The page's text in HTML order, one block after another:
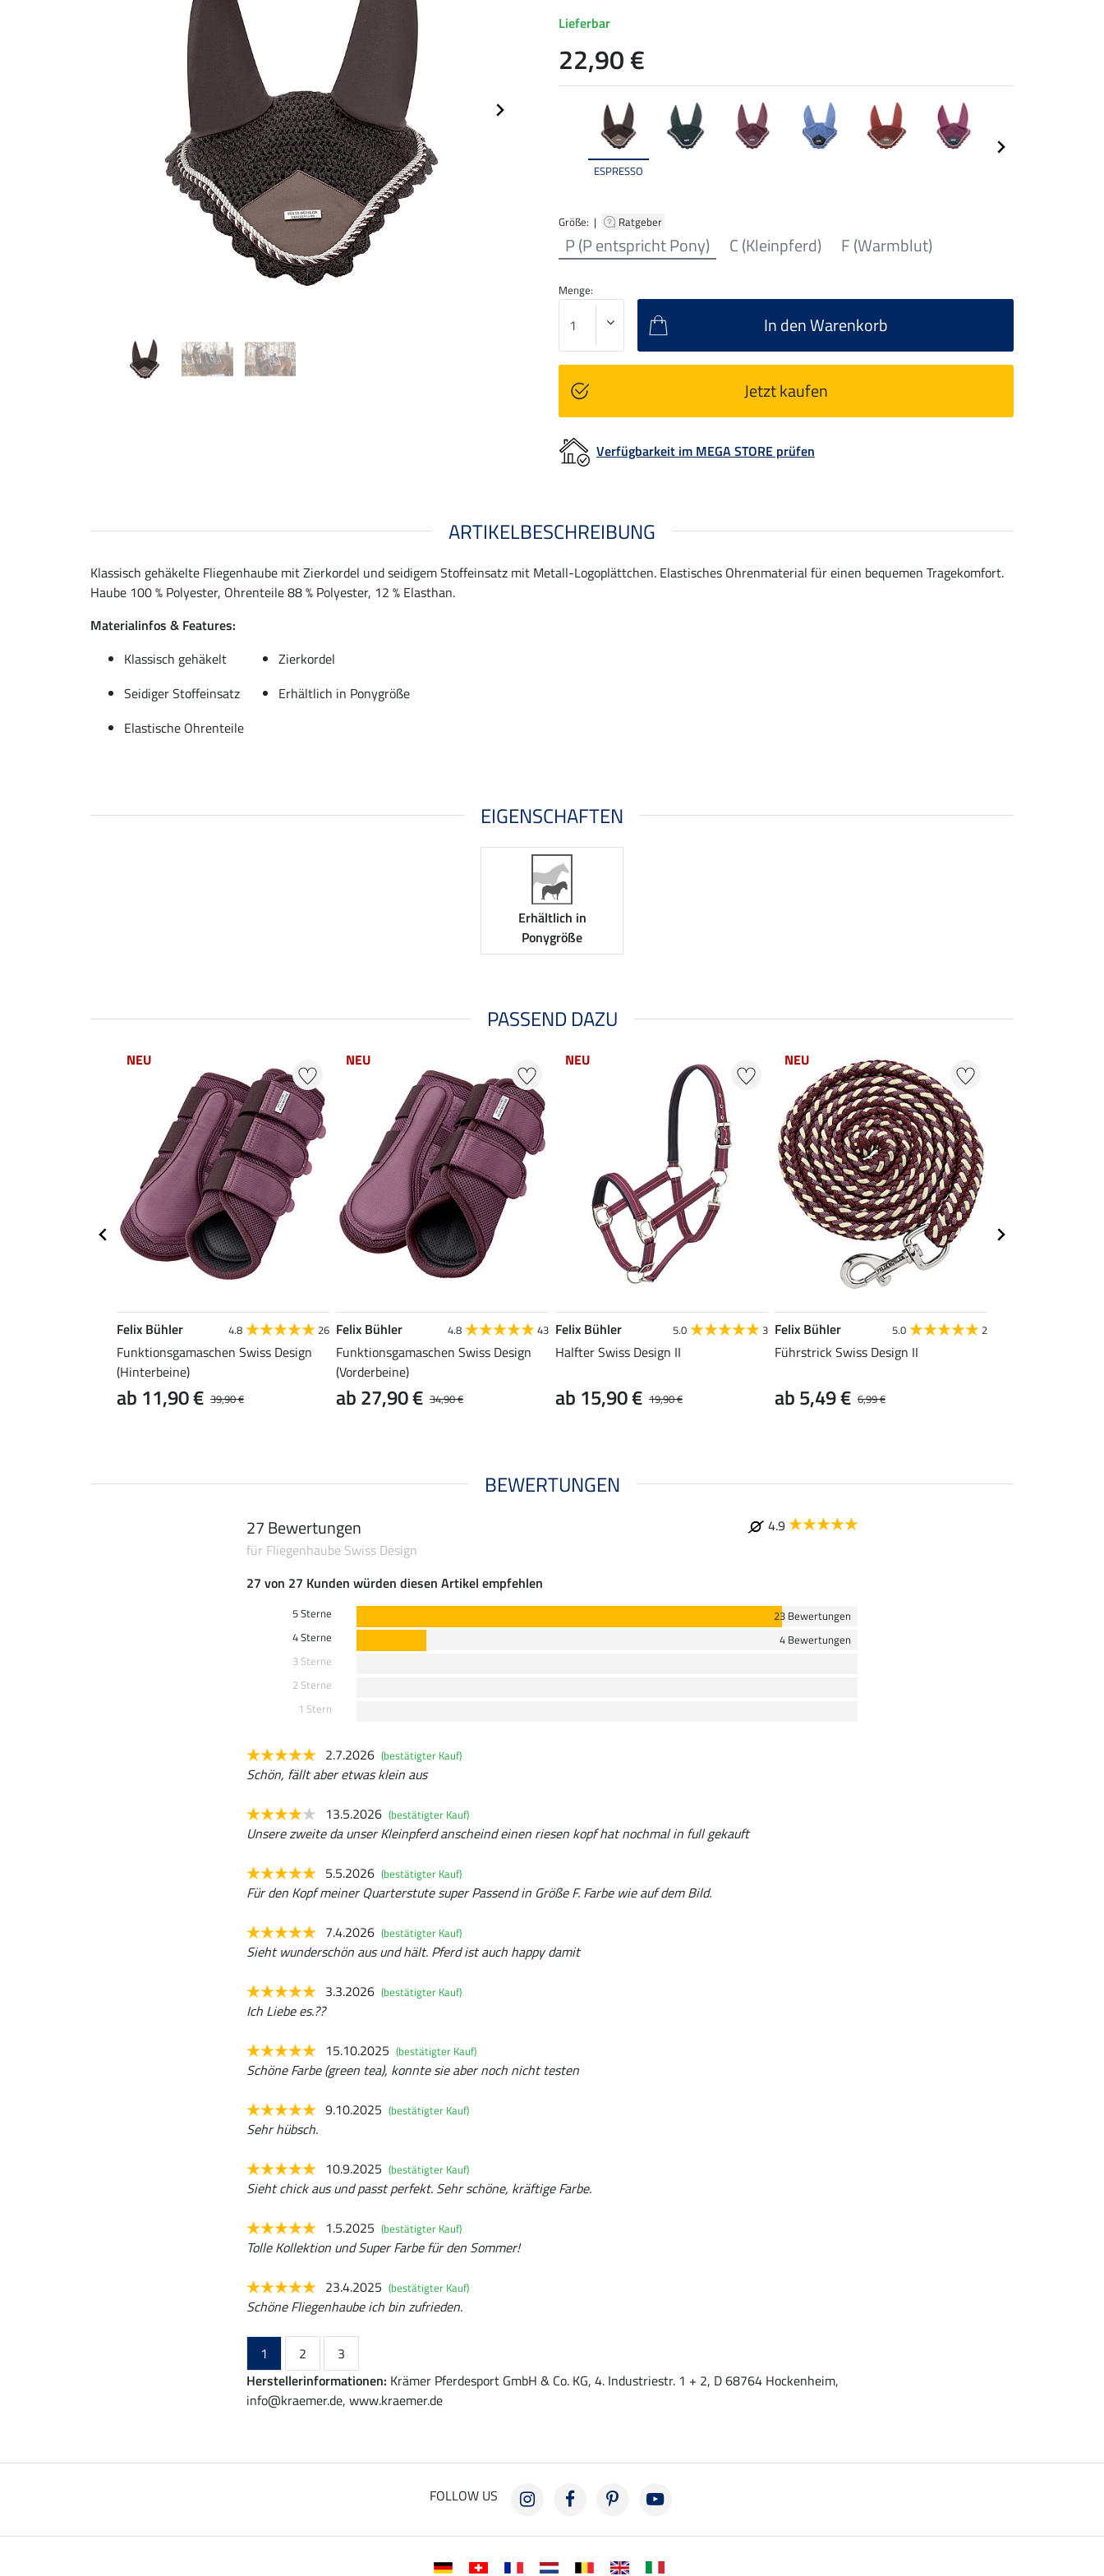
ESPRESSO
Größe: | Ratgeber
P (P entspricht Pony) C (Kleinpferd) F (Warmblut)
Lieferbar
22,90 €
Menge:
In den Warenkorb
Jetzt kaufen
Verfügbarkeit im MEGA STORE prüfen
ARTIKELBESCHREIBUNG
Klassisch gehäkelte Fliegenhaube mit Zierkordel und seidigem Stoffeinsatz mit Metall-Logoplättchen. Elastisches Ohrenmaterial für einen bequemen Tragekomfort.
Haube 100 % Polyester, Ohrenteile 88 % Polyester, 12 % Elasthan.
Materialinfos & Features:
Klassisch gehäkelt
Zierkordel
Seidiger Stoffeinsatz
Erhältlich in Ponygröße
Elastische Ohrenteile
EIGENSCHAFTEN
Erhältlich in
Ponygröße
PASSEND DAZU
NEU
Felix Bühler 4.8 26
Funktionsgamaschen Swiss Design
(Hinterbeine)
39,90 €
ab 11,90 €
NEU
Felix Bühler 4.8 43
Funktionsgamaschen Swiss Design
(Vorderbeine)
34,90 €
ab 27,90 €
NEU
Felix Bühler 5.0 3
Halfter Swiss Design II
19,90 €
ab 15,90 €
NEU
Felix Bühler 5.0 2
Führstrick Swiss Design II
6,99 €
ab 5,49 €
BEWERTUNGEN
27 Bewertungen
4.9
für Fliegenhaube Swiss Design
27 von 27 Kunden würden diesen Artikel empfehlen
5 Sterne
23 Bewertungen
4 Sterne
4 Bewertungen
3 Sterne
2 Sterne
1 Stern
2.7.2026 (bestätigter Kauf)
Schön, fällt aber etwas klein aus
13.5.2026 (bestätigter Kauf)
Unsere zweite da unser Kleinpferd anscheind einen riesen kopf hat nochmal in full gekauft
5.5.2026 (bestätigter Kauf)
Für den Kopf meiner Quarterstute super Passend in Größe F. Farbe wie auf dem Bild.
7.4.2026 (bestätigter Kauf)
Sieht wunderschön aus und hält. Pferd ist auch happy damit
3.3.2026 (bestätigter Kauf)
Ich Liebe es.??
15.10.2025 (bestätigter Kauf)
Schöne Farbe (green tea), konnte sie aber noch nicht testen
9.10.2025 (bestätigter Kauf)
Sehr hübsch.
10.9.2025 (bestätigter Kauf)
Sieht chick aus und passt perfekt. Sehr schöne, kräftige Farbe.
1.5.2025 (bestätigter Kauf)
Tolle Kollektion und Super Farbe für den Sommer!
23.4.2025 (bestätigter Kauf)
Schöne Fliegenhaube ich bin zufrieden.
1 2
3
Herstellerinformationen: Krämer Pferdesport GmbH & Co. KG, 4. Industriestr. 1 + 2, D 68764 Hockenheim,
info@kraemer.de, www.kraemer.de
FOLLOW US